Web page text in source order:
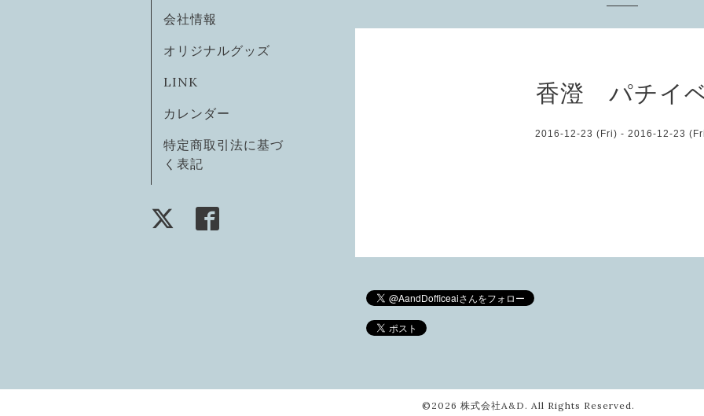
会社情報
オリジナルグッズ
LINK
カレンダー
特定商取引法に基づ
く表記
香澄 パチイ
2016-12-23 (Fri) - 2016-12-23
©2026 株式会社A&D . All Rights Reserved.